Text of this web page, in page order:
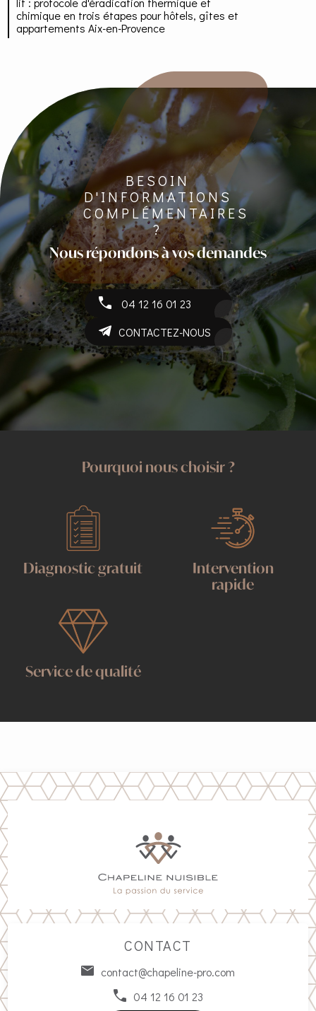
chimique en trois étapes pour hôtels, gîtes et
appartements Aix-en-Provence
BESOIN
D'INFORMATIONS
COMPLÉMENTAIRES
?
Nous répondons à vos demandes
04 12 16 01 23
CONTACTEZ-NOUS
Pourquoi nous choisir ?
Diagnostic gratuit
Intervention
rapide
Service de qualité
CONTACT
contact@chapeline-pro.com
04 12 16 01 23